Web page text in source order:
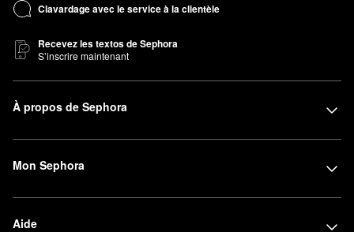
Clavardage avec le service à la clientèle
Recevez les textos de Sephora
S’inscrire maintenant
À propos de Sephora
Mon Sephora
Aide